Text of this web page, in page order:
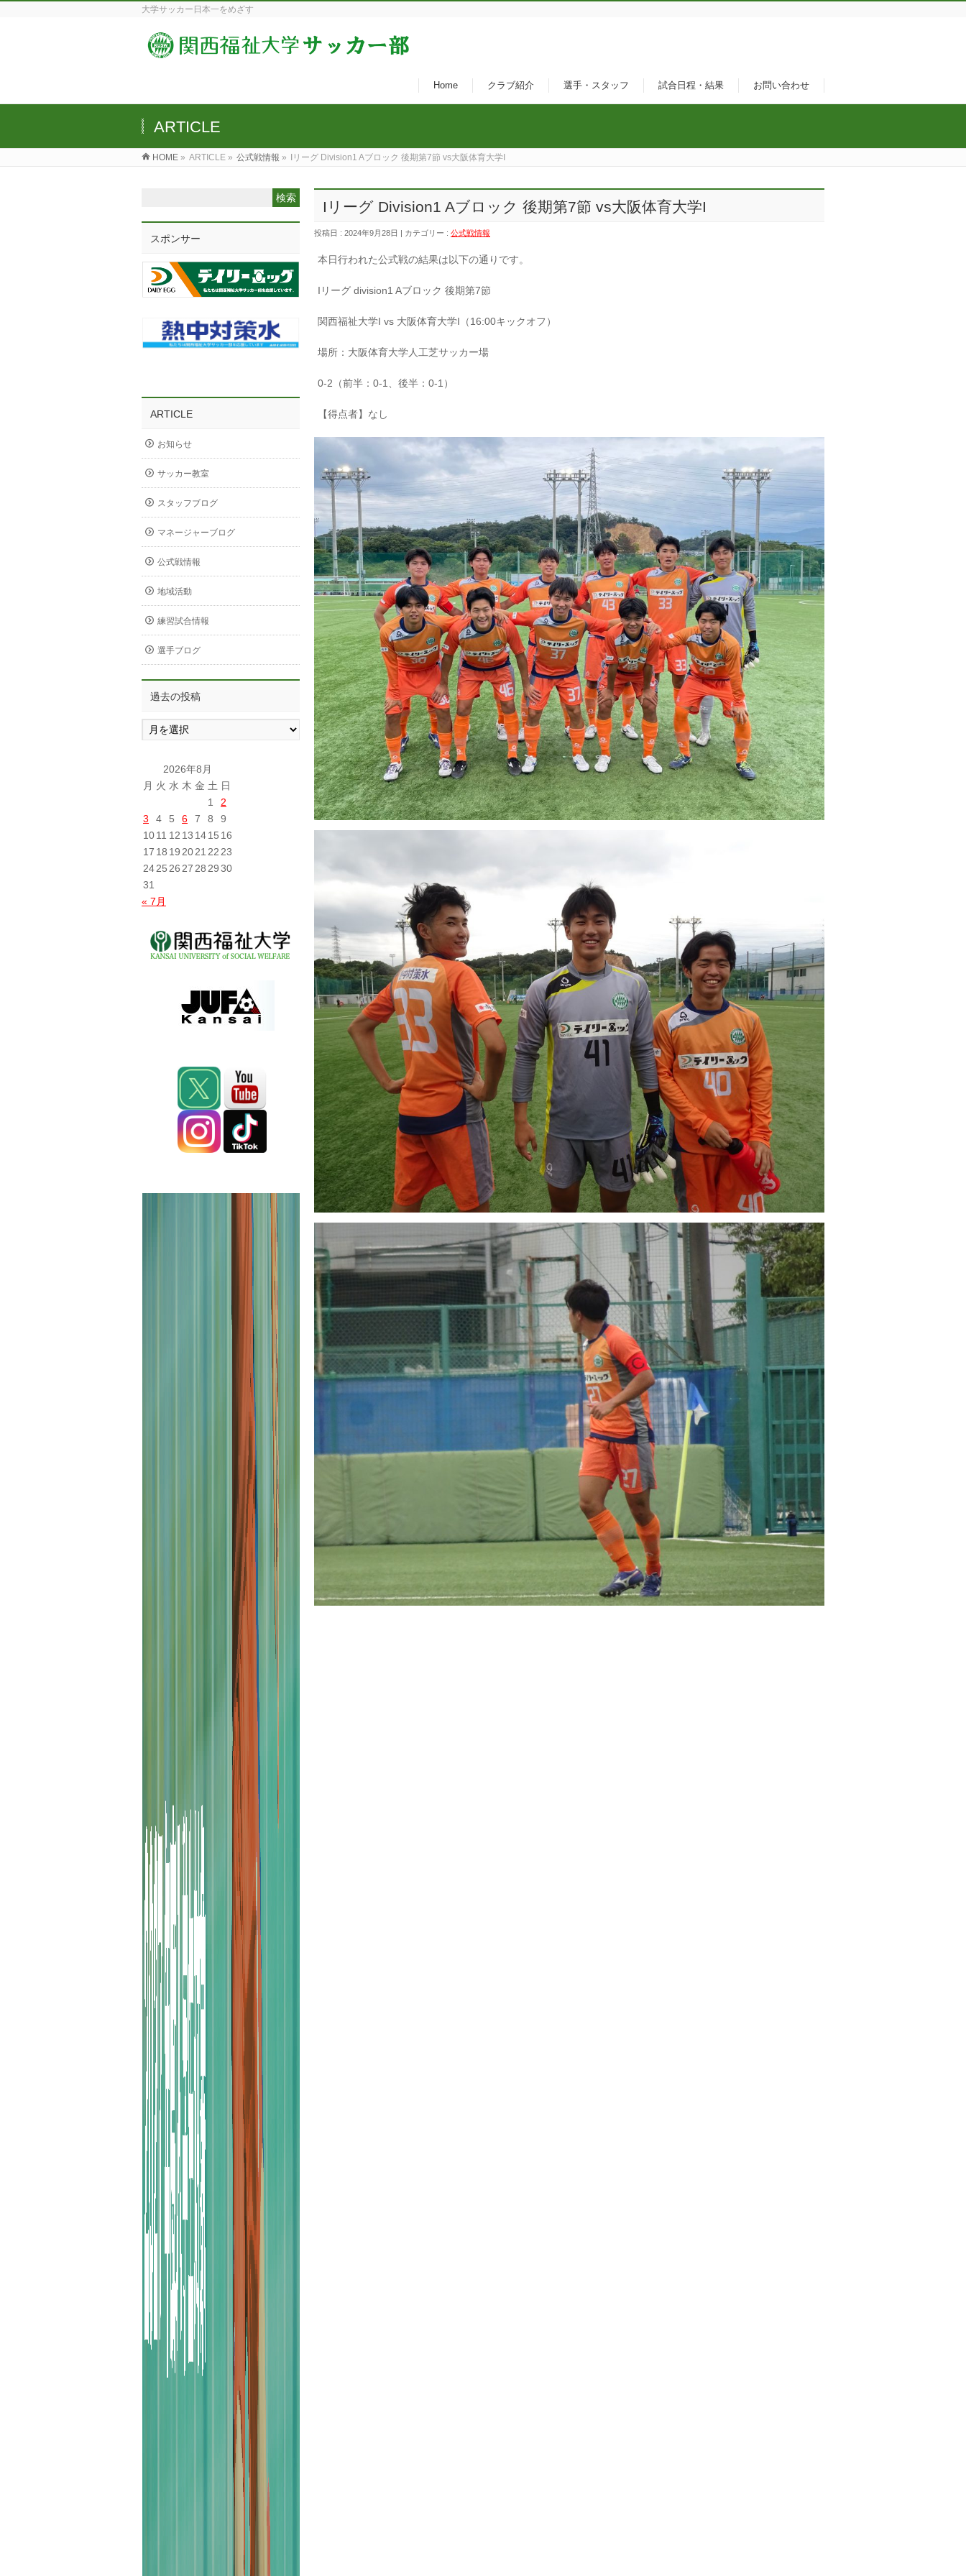
大学サッカー日本一をめざす
Home クラブ紹介 選手・スタッフ 試合日程・結果 お問い合わせ
ARTICLE
HOME » ARTICLE » 公式戦情報 » Iリーグ Division1 Aブロック 後期第7節 vs大阪体育大学I
Iリーグ Division1 Aブロック 後期第7節 vs大阪体育大学I
投稿日 : 2024年9月28日 | カテゴリー : 公式戦情報
本日行われた公式戦の結果は以下の通りです。
Iリーグ division1 Aブロック 後期第7節
関西福祉大学I vs 大阪体育大学I（16:00キックオフ）
場所：大阪体育大学人工芝サッカー場
0-2（前半：0-1、後半：0-1）
【得点者】なし
スポンサー
ARTICLE
お知らせ
サッカー教室
スタッフブログ
マネージャーブログ
公式戦情報
地域活動
練習試合情報
選手ブログ
過去の投稿
過
去
2026年8月
月 火 水 木 金 土 日
1
2
3
4 5 6 7 8
9
1011 12 13 1415 16
17 18 19 2021 22 23
2425 26 27 28 2930
31
« 7月